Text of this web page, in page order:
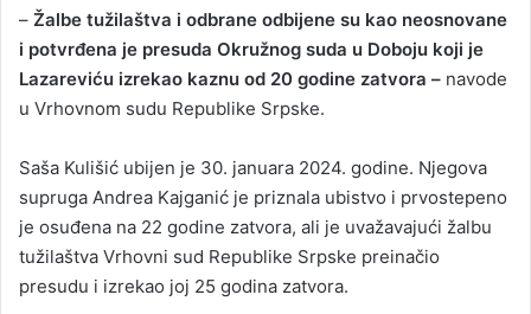
– Žalbe tužilaštva i odbrane odbijene su kao neosnovane
i potvrđena je presuda Okružnog suda u Doboju koji je
Lazareviću izrekao kaznu od 20 godine zatvora – navode
u Vrhovnom sudu Republike Srpske.
Saša Kulišić ubijen je 30. januara 2024. godine. Njegova
supruga Andrea Kajganić je priznala ubistvo i prvostepeno
je osuđena na 22 godine zatvora, ali je uvažavajući žalbu
tužilaštva Vrhovni sud Republike Srpske preinačio
presudu i izrekao joj 25 godina zatvora.